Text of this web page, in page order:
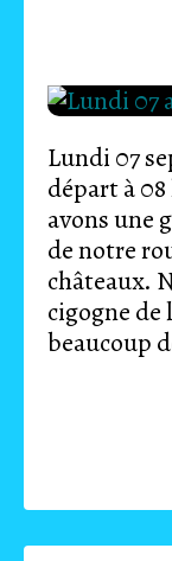
Lundi 07
départ à
avons une
de notre
châteaux.
cigogne de
beaucoup